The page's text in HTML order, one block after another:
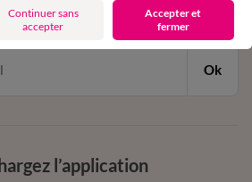
dès 20€ d’achat
votre email de confirmation
Ok
l’application
Continuer sans
accepter
Accepter et
fermer